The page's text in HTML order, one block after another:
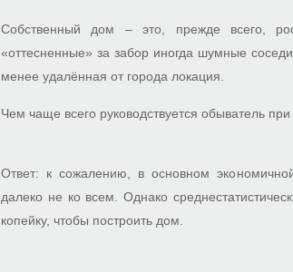
Собственный дом – это, прежде всего,
«оттесненные» за забор иногда шумные
менее удалённая от города локация.
Чем чаще всего руководствуется обыватель
Ответ: к сожалению, в основном
далеко не ко всем. Однако
копейку, чтобы построить дом.